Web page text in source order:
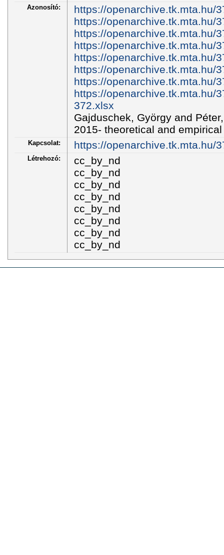
Azonosító:
https://openarchive.tk.mta.hu/
https://openarchive.tk.mta.hu/
https://openarchive.tk.mta.hu/
https://openarchive.tk.mta.hu/
https://openarchive.tk.mta.hu/
https://openarchive.tk.mta.hu/
https://openarchive.tk.mta.hu/
https://openarchive.tk.mta.hu/
372.xlsx
Gajduschek, György and
2015- theoretical and
Kapcsolat: https://openarchive.tk.mta.hu/
Létrehozó:
cc_by_nd
cc_by_nd
cc_by_nd
cc_by_nd
cc_by_nd
cc_by_nd
cc_by_nd
cc_by_nd